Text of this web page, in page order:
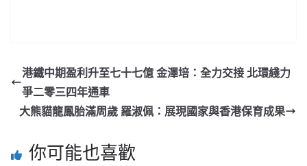
港鐵中期盈利升至七十七億 金澤培：全力交接 北環綫力
爭二零三四年通車
大熊貓龍鳳胎滿周歲 羅淑佩：展現國家與香港保育成果
你可能也喜歡